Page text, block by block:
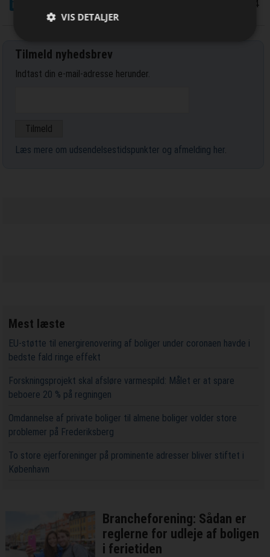
24/9 2024
Tilmeld nyhedsbrev
Indtast din e-mail-adresse herunder.
Læs mere om udsendelsestidspunkter og afmelding her.
Mest læste
EU-støtte til energirenovering af boliger under coronaen havde i
bedste fald ringe effekt
Forskningsprojekt skal afsløre varmespild: Målet er at spare
beboere 20 % på regningen
Omdannelse af private boliger til almene boliger volder store
problemer på Frederiksberg
To store ejerforeninger på prominente adresser bliver stiftet i
København
Brancheforening: Sådan er
reglerne for udleje af boligen
i ferietiden
VIS DETALJER